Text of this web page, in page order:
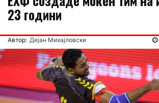
23 години
Автор: Дејан Михајловски